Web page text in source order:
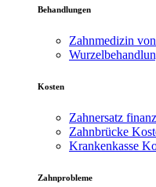
Behandlungen
Zahnmedizin
Kosten
Zahnersatz
Zahnbrücke
Krankenkasse
Zahnprobleme